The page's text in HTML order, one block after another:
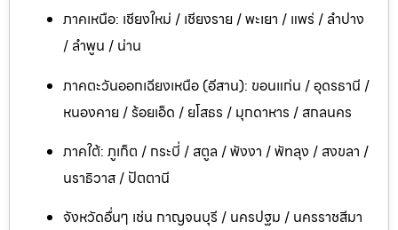
ภาคเหนือ: เชียงใหม่ / เชียงราย / พะเยา / แพร่ / ลำปาง
/ ลำพูน / น่าน
ภาคตะวันออกเฉียงเหนือ (อีสาน): ขอนแก่น / อุดรธานี /
หนองคาย / ร้อยเอ็ด / ยโสธร / มุกดาหาร / สกลนคร
ภาคใต้: ภูเก็ต / กระบี่ / สตูล / พังงา / พัทลุง / สงขลา /
นราธิวาส / ปัตตานี
จังหวัดอื่นๆ เช่น กาญจนบุรี / นครปฐม / นครราชสีมา